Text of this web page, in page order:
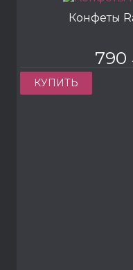
Конфеты
790
КУПИТЬ